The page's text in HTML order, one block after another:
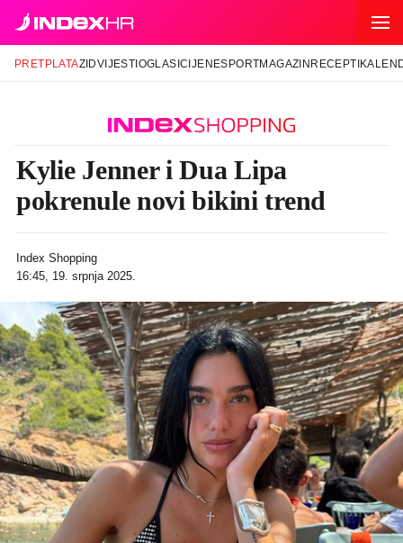
PRETPLATAZIDVIJESTI OGLASICIJENESPORTMAGAZIN RECEPTI
Kylie Jenner i Dua Lipa
pokrenule novi bikini trend
Index Shopping
16:45, 19. srpnja 2025.